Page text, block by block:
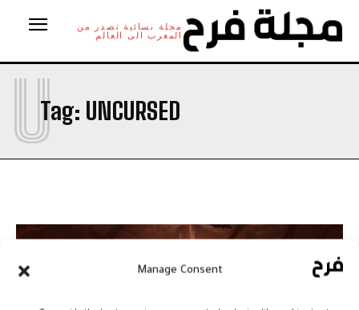
Manage Consent
مجلة نسائية تصدر من
المغرب الى العالم
Tag: UNCURSED
U